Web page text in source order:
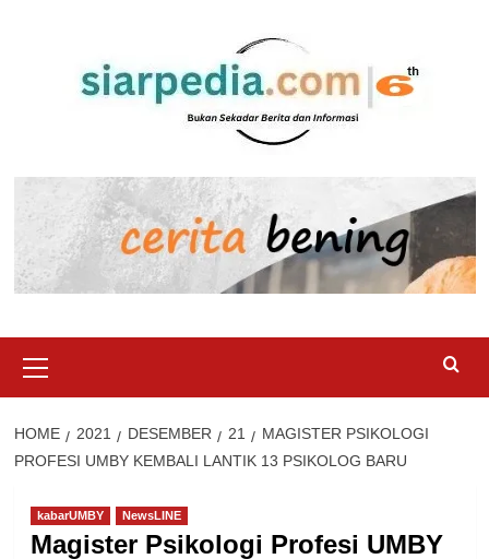
Menu
HOME 2021 DESEMBER 21
MAGISTER PSIKOLOGI
PROFESI UMBY KEMBALI LANTIK 13 PSIKOLOG BARU
kabarUMBY NewsLINE
Magister Psikologi Profesi UMBY